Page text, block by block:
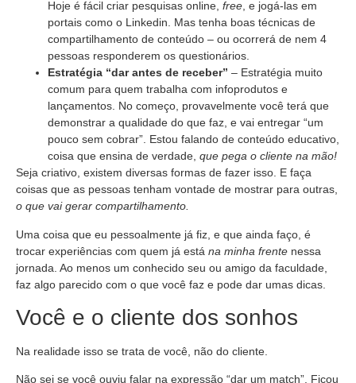
Hoje é fácil criar pesquisas online, free, e jogá-las em
portais como o Linkedin. Mas tenha boas técnicas de
compartilhamento de conteúdo – ou ocorrerá de nem 4
pessoas responderem os questionários.
Estratégia “dar antes de receber” – Estratégia muito
comum para quem trabalha com infoprodutos e
lançamentos. No começo, provavelmente você terá que
demonstrar a qualidade do que faz, e vai entregar “um
pouco sem cobrar”. Estou falando de conteúdo educativo,
coisa que ensina de verdade, que pega o cliente na mão!
Seja criativo, existem diversas formas de fazer isso. E faça
coisas que as pessoas tenham vontade de mostrar para outras,
o que vai gerar compartilhamento.
Uma coisa que eu pessoalmente já fiz, e que ainda faço, é
trocar experiências com quem já está na minha frente nessa
jornada. Ao menos um conhecido seu ou amigo da faculdade,
faz algo parecido com o que você faz e pode dar umas dicas.
Você e o cliente dos sonhos
Na realidade isso se trata de você, não do cliente.
Não sei se você ouviu falar na expressão “dar um match”. Ficou